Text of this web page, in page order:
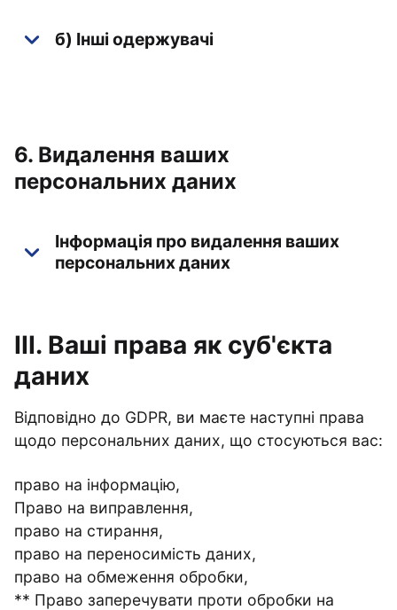
б) Інші одержувачі
6. Видалення ваших
персональних даних
Інформація про видалення ваших
персональних даних
III. Ваші права як суб'єкта
даних
Відповідно до GDPR, ви маєте наступні права
щодо персональних даних, що стосуються вас:
право на інформацію,
Право на виправлення,
право на стирання,
право на переносимість даних,
право на обмеження обробки,
** Право заперечувати проти обробки на